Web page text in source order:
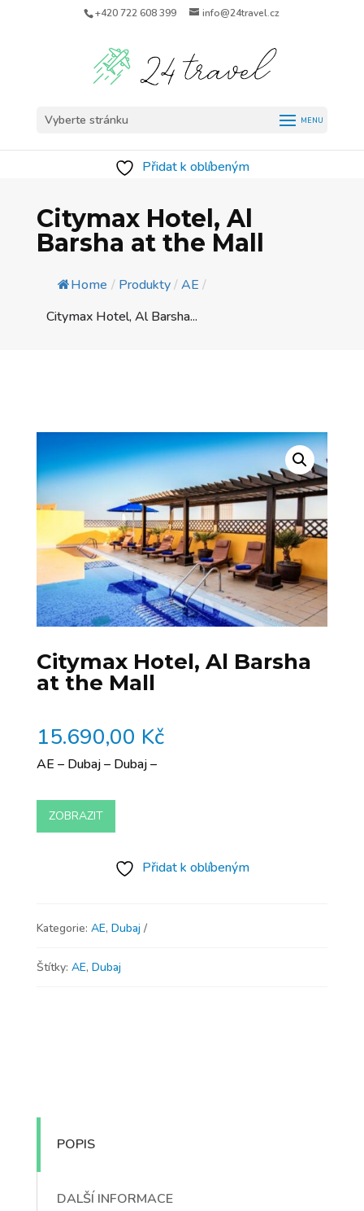
+420 722 608 399 info@24travel.cz
Vyberte stránku
Přidat k oblíbeným
Citymax Hotel, Al
Barsha at the Mall
Home / Produkty/AE /
Citymax Hotel, Al Barsha...
Citymax Hotel, Al Barsha
at the Mall
15.690,00 Kč
AE – Dubaj – Dubaj –
ZOBRAZIT
Přidat k oblíbeným
Kategorie: AE, Dubaj
Štítky: AE, Dubaj
POPIS
DALŠÍ INFORMACE